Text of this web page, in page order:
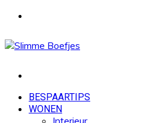
BESPAARTIPS
WONEN
Interieur